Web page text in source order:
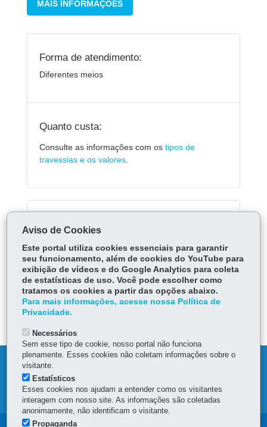
MAIS INFORMAÇÕES
Forma de atendimento:
Diferentes meios
Quanto custa:
Consulte as informações com os tipos de
travessias e os valores
Serviços Relacionados:
Visitar o Parque Estadual do Palmito
ÓRGÃO RESPONSÁVEL
DEIXE SUA OPINIÃO
MAPA DO SITE
Aviso de Cookies
Este portal utiliza cookies essenciais para garantir
seu funcionamento, além de cookies do YouTube para
exibição de vídeos e do Google Analytics para coleta
de estatísticas de uso. Você pode escolher como
tratamos os cookies a partir das opções abaixo.
Para mais informações, acesse nossa Política de
Privacidade.
Necessários
Sem esse tipo de cookie, nosso portal não funciona
plenamente. Esses cookies não coletam informações sobre o
visitante.
Estatísticos
Esses cookies nos ajudam a entender como os visitantes
interagem com nosso site. As informações são coletadas
anonimamente, não identificam o visitante.
Propaganda